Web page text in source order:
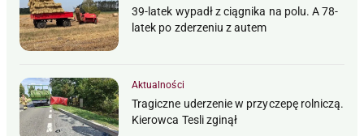
39-latek wypadł z ciągnika na polu. A 78-
latek po zderzeniu z autem
Aktualności
Tragiczne uderzenie w przyczepę rolniczą.
Kierowca Tesli zginął